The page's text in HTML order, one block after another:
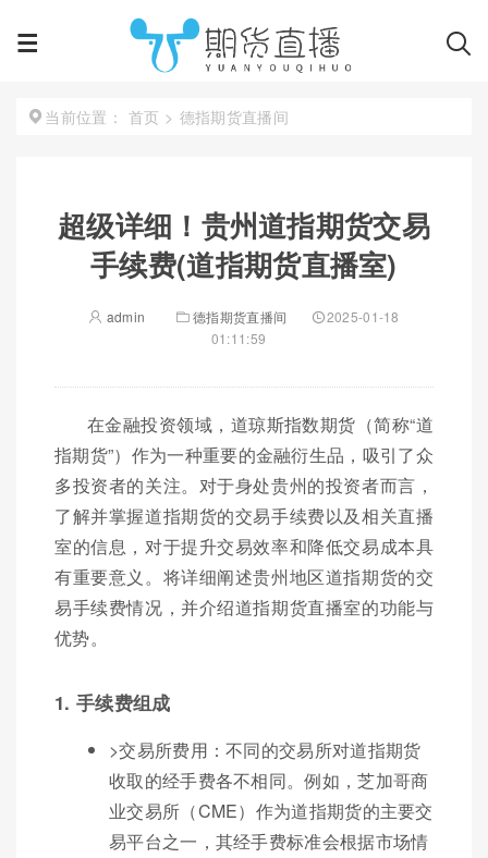
当前位置： 首页 > 德指期货直播间
超级详细！贵州道指期货交易
手续费(道指期货直播室)
admin 德指期货直播间
2025-01-18
01:11:59
在金融投资领域，道琼斯指数期货（简称“道
指期货”）作为一种重要的金融衍生品，吸引了众
多投资者的关注。对于身处贵州的投资者而言，
了解并掌握道指期货的交易手续费以及相关直播
室的信息，对于提升交易效率和降低交易成本具
有重要意义。将详细阐述贵州地区道指期货的交
易手续费情况，并介绍道指期货直播室的功能与
优势。
1. 手续费组成
>交易所费用：不同的交易所对道指期货
收取的经手费各不相同。例如，芝加哥商
业交易所（CME）作为道指期货的主要交
易平台之一，其经手费标准会根据市场情